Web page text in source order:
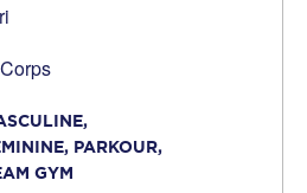
PARKOUR,
GYM